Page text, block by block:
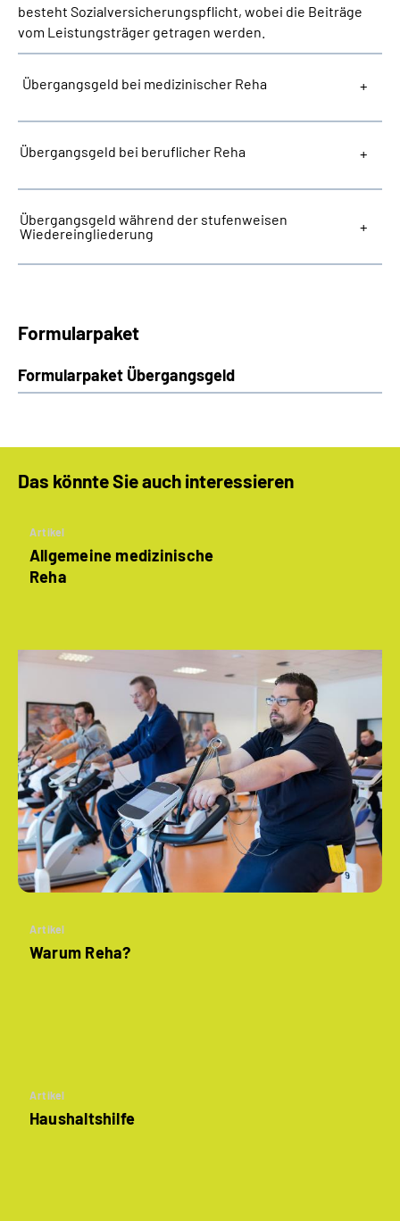
besteht Sozialversicherungspflicht, wobei die Beiträge
vom Leistungsträger getragen werden.
Übergangsgeld bei medizinischer Reha
Übergangsgeld bei beruflicher Reha
Übergangsgeld während der stufenweisen
Wiedereingliederung
Formularpaket
Formularpaket Übergangsgeld
Das könnte Sie auch interessieren
Artikel
Allgemeine medizinische
Reha
Artikel
Warum Reha?
Artikel
Haushaltshilfe